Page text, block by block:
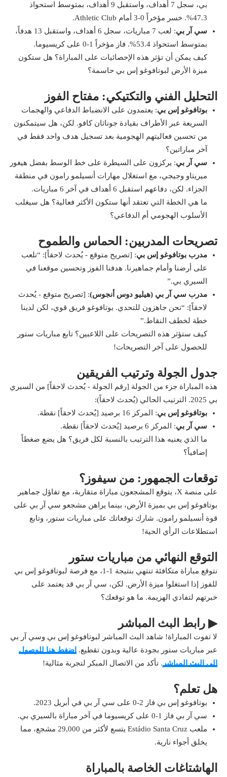
بي، سجل 7 أهداف، واستقبل 9 أهداف، بمتوسط استحواذ
47.3%. خسر مؤخراً 0-3 أمام Athletic Club.
سي آر بي
: لعب 7 مباريات، سجل 6 أهداف، واستقبل 13 هدفاً،
بمتوسط استحواذ 53.4%. فاز مؤخراً 1-0 على كريسيوما.
كيف يمكن أن تؤثر هذه الإحصائيات على المباراة؟ هل ستكون
ميزة الأرض لبوتافوغو إس بي حاسمة؟
التحليل الفني والتكتيكي: مفتاح الفوز
بوتافوغو إس بي: يعتمدون على الانضباط الدفاعي والهجمات
السريعة عبر الأطراف بقيادة جوناثان كافو. لكن، هل سيتمكنون
من تحسين فعاليتهم الهجومية بعد تسجيل هدف واحد فقط في
آخر مباراتين؟
سي آر بي: يركزون على السيطرة على خط الوسط بفضل هيغور
ميريتاو وجيجي، مع استغلال مهارات أنسيلمو رامون في منطقة
الجزاء. لكن، دفاعهم استقبل 6 أهداف في آخر 6 مباريات.
ما هي الخطة التي تعتقد أنها ستكون الأكثر فعالية؟ هل سيغلب
الأسلوب الهجومي أم الدفاعي؟
تصريحات المدربين: الحماس والطموح
مدرب بوتافوغو إس بي: [تصريح متوقع - يُحدث لاحقاً]: “نلعب
على أرضنا وأمام جماهيرنا. هدفنا الفوز وتحسين موقعنا في
السيري بي.”
مدرب سي آر بي (هيليو دوس أنجوس): [تصريح متوقع - يُحدث
لاحقاً]: “نحن جاهزون للتحدي. بوتافوغو فريق قوي، لكن لدينا
خطة لخطف النقاط.”
كيف ستؤثر هذه التصريحات على اللاعبين؟ تابع مباريات ستور
للحصول على آخر التصريحات!
جدول الجولة وترتيب الفريقين
هذه المباراة جزء من الجولة [رقم الجولة - يُحدث لاحقاً] من السيري
بي 2025. الترتيب الحالي (يُحدث لاحقاً):
بوتافوغو إس بي: المركز 16 برصيد [يُحدث لاحقاً] نقطة.
سي آر بي: المركز 6 برصيد [يُحدث لاحقاً] نقطة.
ما الذي يعنيه هذا الترتيب بالنسبة لكل فريق؟ هل يضع ضغطاً
إضافياً؟
توقعات الجمهور: من سيفوز؟
على منصة X، يتوقع المشجعون مباراة متقاربة، مع تفاؤل جماهير
بوتافوغو إس بي بميزة الأرض، بينما يراهن مشجعو سي آر بي على
قوة أنسيلمو رامون. شارك توقعاتك على مباريات ستور، وتابع
استطلاعات الرأي الحية!
التوقع النهائي من مباريات ستور
نتوقع مباراة متكافئة تنتهي بنتيجة 1-1، مع فرصة لبوتافوغو إس بي
للفوز إذا استغلوا ميزة الأرض. لكن، سي آر بي قد يعتمد على
خبرتهم لتفادي الهزيمة. ما هو توقعك؟
▶ رابط البث المباشر
لا تفوت المباراة! شاهد البث المباشر لبوتافوغو إس بي وسي آر بي
عبر مباريات ستور بجودة عالية وبدون تقطيع. اضغط هنا للوصول
إلى البث المباشر . تأكد من الاتصال المبكر لتجربة مثالية!
هل تعلم؟
بوتافوغو إس بي فاز 2-0 على سي آر بي في أبريل 2023.
سي آر بي فاز 1-0 على كريسيوما في آخر مباراة بالسيري بي.
ملعب Estádio Santa Cruz يتسع لأكثر من 29,000 مشجع، مما
يخلق أجواء نارية.
الهاشتاغات الخاصة بالمباراة